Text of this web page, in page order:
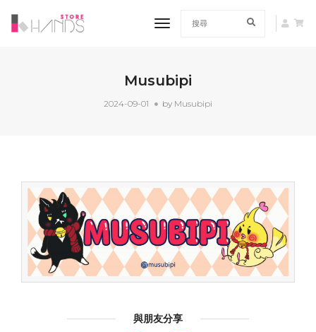
toggle navigation
Musubipi
2024-09-01 by Musubipi
與朋友分享